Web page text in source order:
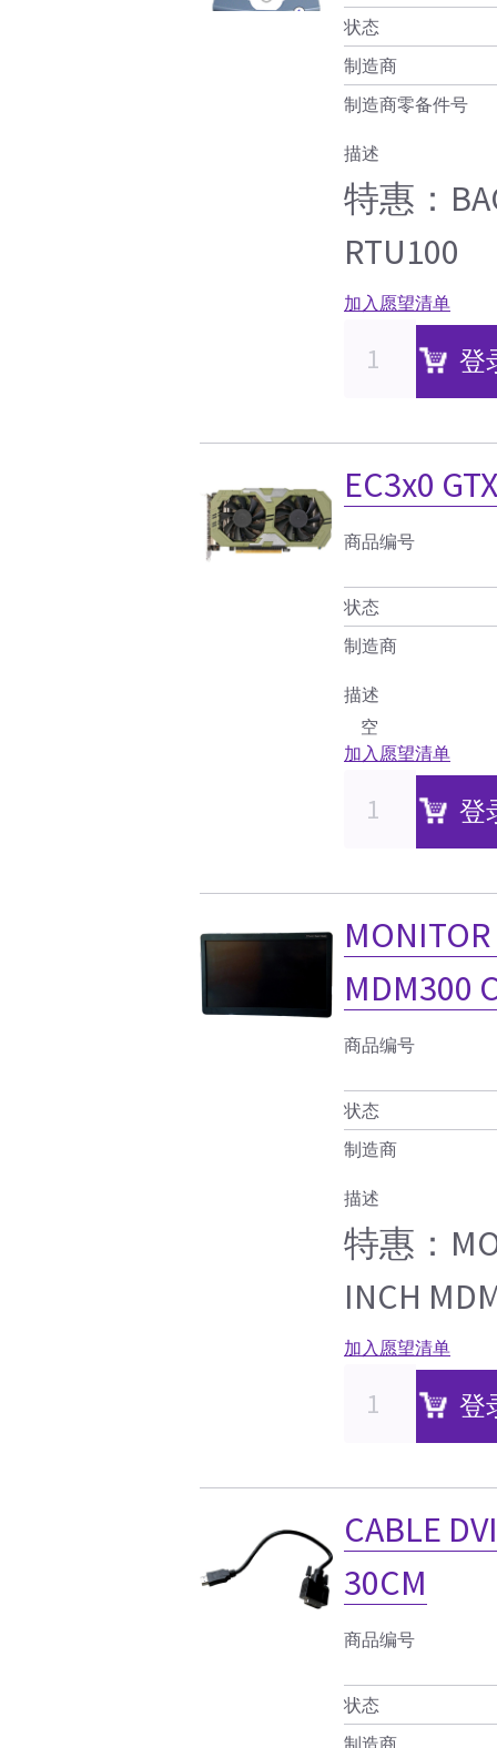
状态
制造商
制造商零备件号
描述
特惠：
RTU100
加入愿望清单
登
EC3x0
商品编号
状态
制造商
描述
空
加入愿望清单
登
MDM300
商品编号
状态
制造商
描述
特惠：
INCH
加入愿望清单
登
CABLE
30CM
商品编号
状态
制造商